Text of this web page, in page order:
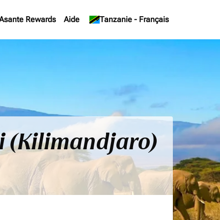
Rewards Aide Tanzanie - Français
keyboard_arrow_down
(Kilimandjaro)